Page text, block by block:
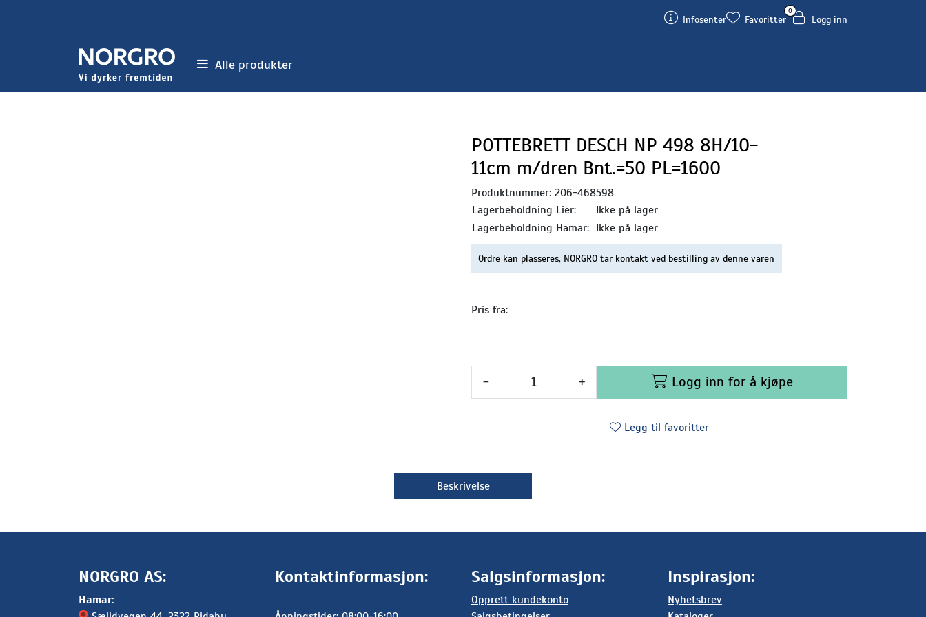
Infosenter
0
Favoritter Logg inn
Alle produkter
POTTEBRETT DESCH NP 498 8H/10-
11cm m/dren Bnt.=50 PL=1600
Produktnummer: 206-468598
Lagerbeholdning Lier:
Ikke på lager
Lagerbeholdning Hamar: Ikke på lager
Ordre kan plasseres, NORGRO tar kontakt ved bestilling av denne varen
Pris fra:
- + Logg inn for å kjøpe
Legg til favoritter
Beskrivelse
NORGRO AS:
Hamar:
Kontaktinformasjon: Salgsinformasjon:
Opprett kundekonto
Inspirasjon:
Nyhetsbrev